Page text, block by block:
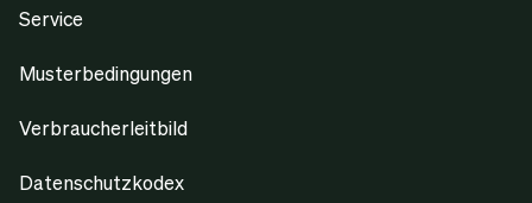
Service
Musterbedingungen
Verbraucherleitbild
Datenschutzkodex